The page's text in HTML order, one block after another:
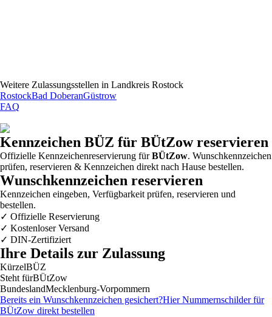
Weitere Zulassungsstellen in Landkreis Rostock
RostockBad DoberanGüstrow
FAQ
Kennzeichen BÜZ für BÜtZow reservieren
Offizielle Kennzeichenreservierung fürBÜtZow. Wunschkennzeichen
prüfen, reservieren & Kennzeichen direkt nach Hause bestellen.
Wunschkennzeichen reservieren
Kennzeichen eingeben, Verfügbarkeit prüfen, reservieren und
bestellen.
✓ Offizielle Reservierung
✓ Kostenloser Versand
✓ DIN-Zertifiziert
Ihre Details zur Zulassung
KürzelBÜZ
Steht fürBÜtZow
BundeslandMecklenburg-Vorpommern
Bereits ein Wunschkennzeichen gesichert?Hier Nummernschilder für
BÜtZow direkt bestellen